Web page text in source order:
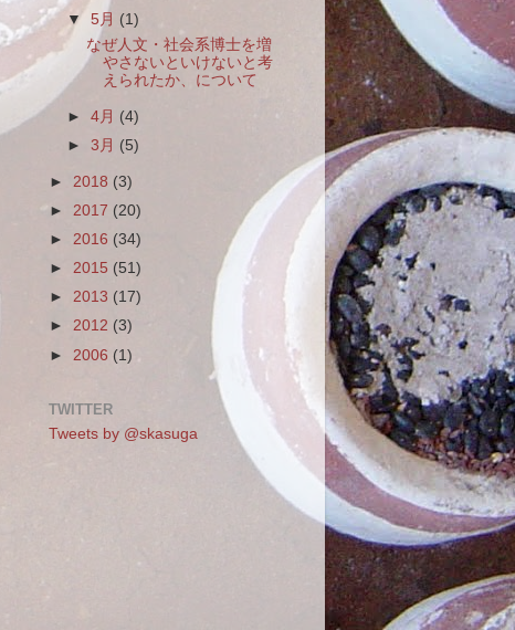
▼5月 (1)
なぜ人文・社会系博士を増
やさないといけないと考
えられたか、について
►4月 (4)
►3月 (5)
► 2018 (3)
► 2017 (20)
► 2016 (34)
► 2015 (51)
► 2013 (17)
► 2012 (3)
► 2006 (1)
TWITTER
Tweets by @skasuga